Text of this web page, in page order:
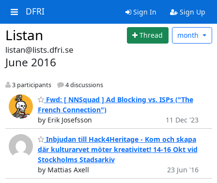
DFRI Sign In Sign Up
Listan Thread month
listan@lists.dfri.se
June 2016
3 participants 4 discussions
Fwd: [ NNSquad ] Ad Blocking vs. ISPs ("The
French Connection")
by Erik Josefsson
11 Dec '23
Inbjudan till Hack4Heritage - Kom och skapa
där kulturarvet möter kreativitet! 14-16 Okt vid
Stockholms Stadsarkiv
by Mattias Axell
23 Jun '16